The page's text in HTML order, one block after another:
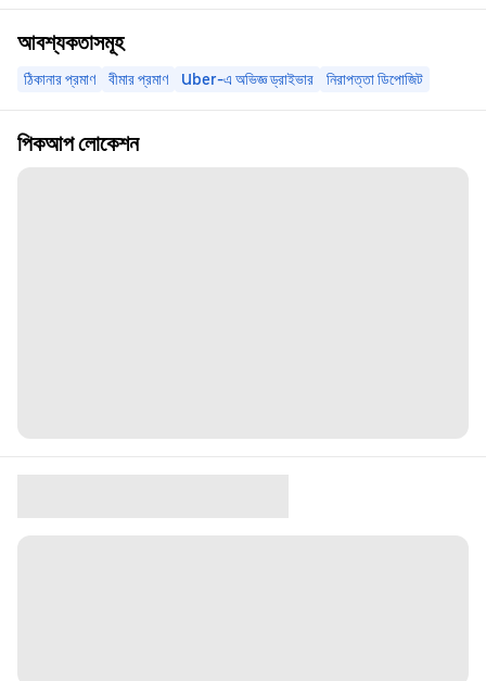
আবশ্যকতাসমূহ
ঠিকানার প্রমাণ বীমার প্রমাণ Uber-এ অভিজ্ঞ ড্রাইভার নিরাপত্তা ডিপোজিট
পিকআপ লোকেশন